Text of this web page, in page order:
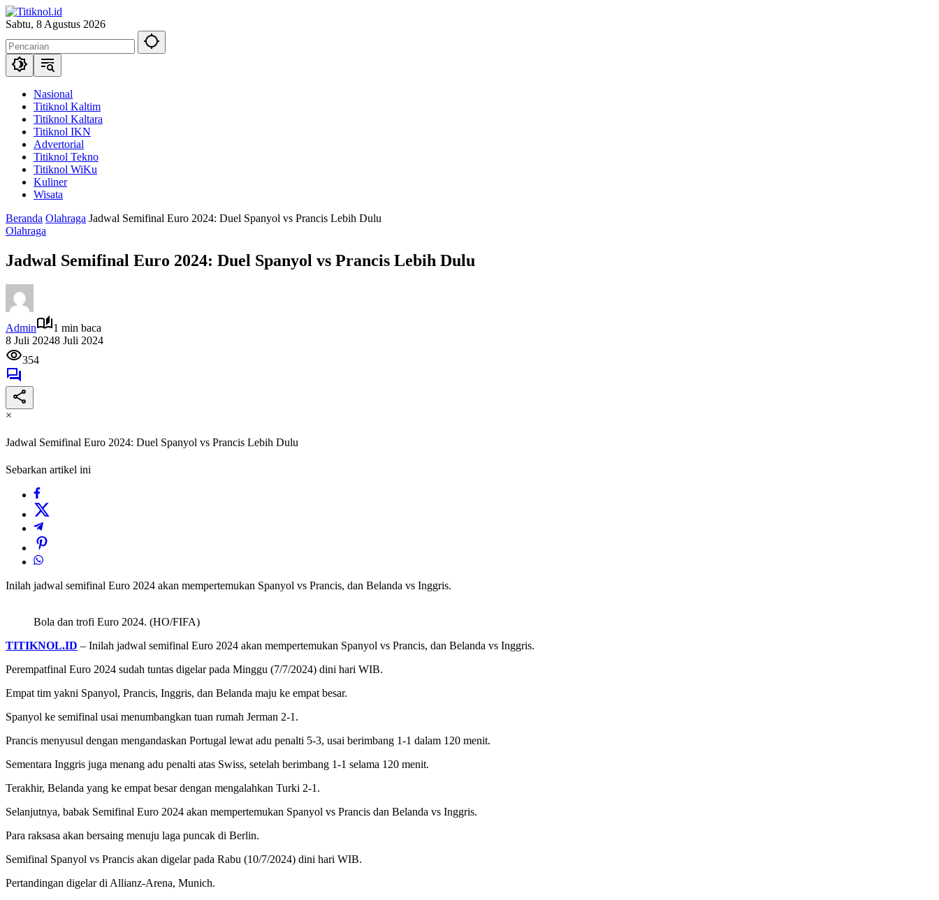
Langsung
ke
Sabtu, 8 Agustus 2026
Nasional
Titiknol Kaltim
Titiknol Kaltara
Titiknol IKN
Advertorial
Titiknol Tekno
Titiknol WiKu
Kuliner
Wisata
Beranda Olahraga Jadwal Semifinal Euro 2024: Duel Spanyol vs Prancis Lebih Dulu
Olahraga
Jadwal Semifinal Euro 2024: Duel Spanyol vs Prancis Lebih Dulu
Admin
1 min baca
8 Juli 20248 Juli 2024
354
×
Jadwal Semifinal Euro 2024: Duel Spanyol vs Prancis Lebih Dulu
Sebarkan artikel ini
Inilah jadwal semifinal Euro 2024 akan mempertemukan Spanyol vs Prancis, dan Belanda vs Inggris.
Bola dan trofi Euro 2024. (HO/FIFA)
TITIKNOL.ID – Inilah jadwal semifinal Euro 2024 akan mempertemukan Spanyol vs Prancis, dan Belanda vs Inggris.
Perempatfinal Euro 2024 sudah tuntas digelar pada Minggu (7/7/2024) dini hari WIB.
Empat tim yakni Spanyol, Prancis, Inggris, dan Belanda maju ke empat besar.
Spanyol ke semifinal usai menumbangkan tuan rumah Jerman 2-1.
Prancis menyusul dengan mengandaskan Portugal lewat adu penalti 5-3, usai berimbang 1-1 dalam 120 menit.
Sementara Inggris juga menang adu penalti atas Swiss, setelah berimbang 1-1 selama 120 menit.
Terakhir, Belanda yang ke empat besar dengan mengalahkan Turki 2-1.
Selanjutnya, babak Semifinal Euro 2024 akan mempertemukan Spanyol vs Prancis dan Belanda vs Inggris.
Para raksasa akan bersaing menuju laga puncak di Berlin.
Semifinal Spanyol vs Prancis akan digelar pada Rabu (10/7/2024) dini hari WIB.
Pertandingan digelar di Allianz-Arena, Munich.